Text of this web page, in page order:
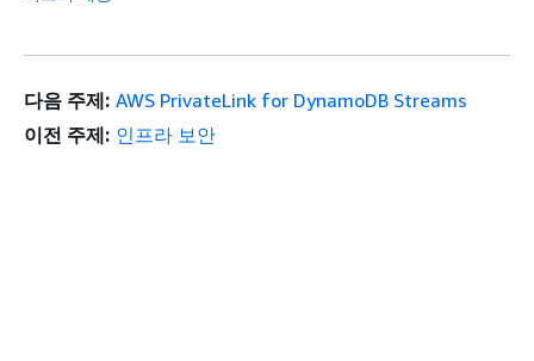
다음 주제: AWS PrivateLink for DynamoDB Streams
이전 주제: 인프라 보안